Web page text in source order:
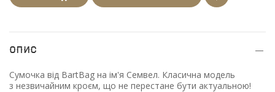
Опис
Сумочка від BartBag на ім'я Семвел. Класична модель
з незвичайним кроєм, що не перестане бути актуальною!